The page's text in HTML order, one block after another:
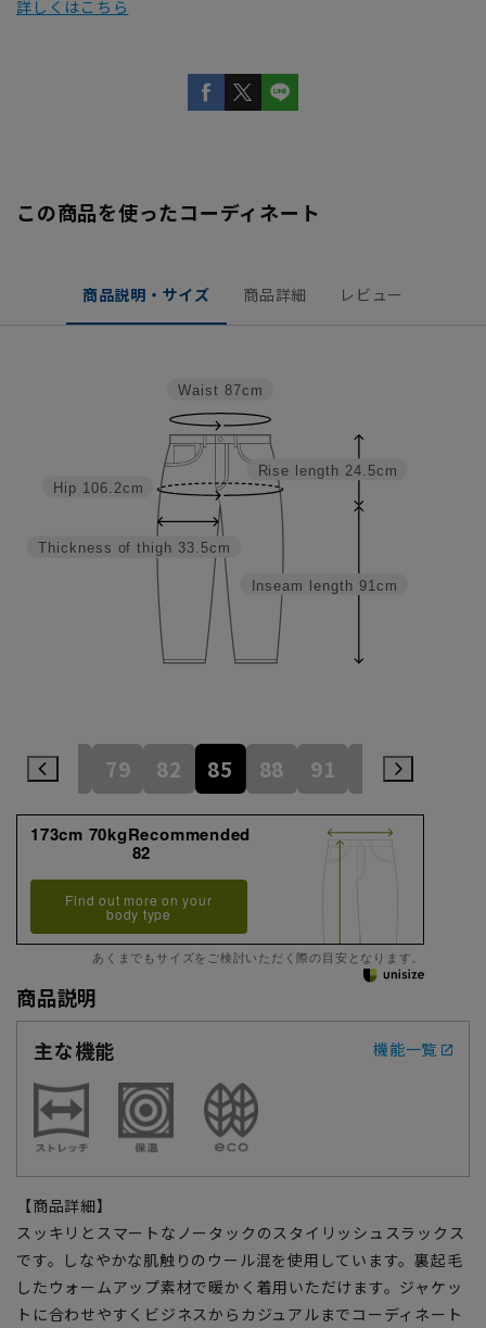
詳しくはこちら
この商品を使ったコーディネート
商品説明・サイズ 商品詳細 レビュー
Inseam length 91cm
Rise length 24.5cm
Thickness of thigh 33.5cm
Hip 106.2cm
Waist 87cm
76 79 82 85 88 91 94
173cm 70kgRecommended
82
Find out more on your
body type
あくまでもサイズをご検討いただく際の目安となります。
商品説明
主な機能
機能一覧
【商品詳細】
スッキリとスマートなノータックのスタイリッシュスラックス
です。しなやかな肌触りのウール混を使用しています。裏起毛
したウォームアップ素材で暖かく着用いただけます。ジャケッ
トに合わせやすくビジネスからカジュアルまでコーディネート